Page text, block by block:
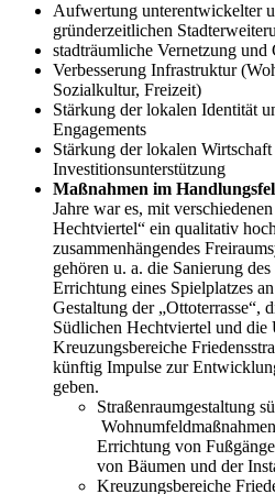
Aufwertung unterentwickelter
gründerzeitlichen
stadträumliche Vernetzung und
Verbesserung Infrastruktur
Sozialkultur, Freizeit)
Stärkung der lokalen Identität
Engagements
Stärkung der lokalen Wirtschaft
Investitionsunterstützung
Maßnahmen im
Jahre war es, mit
Hechtviertel“ ein qualitativ
zusammenhängendes
gehören u. a. die Sanierung
Errichtung eines Spielplatzes
Gestaltung der „Ottoterrasse“,
Südlichen Hechtviertel und die
Kreuzungsbereiche
künftig Impulse zur
geben.
Straßenraumgestaltung
Errichtung von
von Bäumen und der
Kreuzungsbereiche